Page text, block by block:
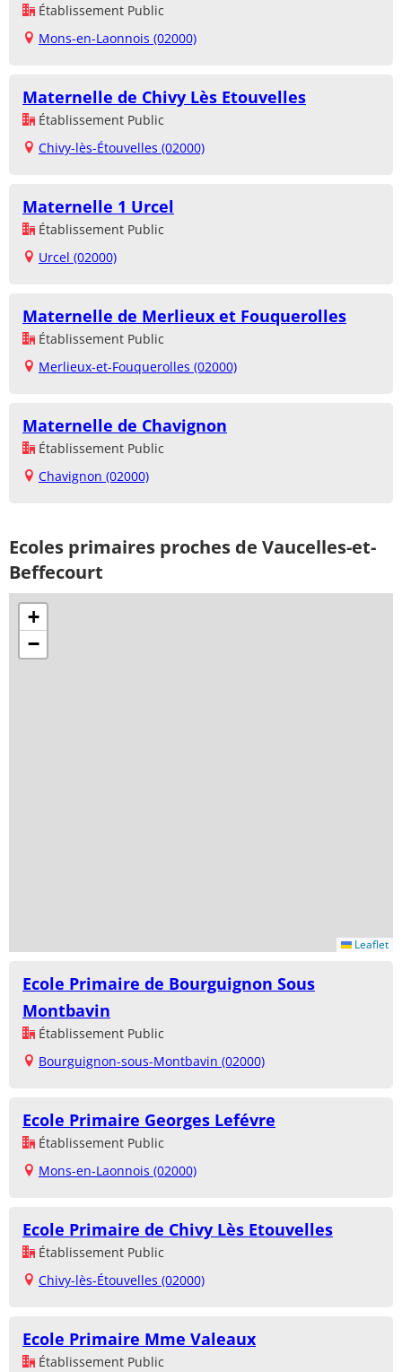
Établissement Public
Mons-en-Laonnois (02000)
Maternelle de Chivy Lès Etouvelles
Établissement Public
Chivy-lès-Étouvelles (02000)
Maternelle 1 Urcel
Établissement Public
Urcel (02000)
Maternelle de Merlieux et Fouquerolles
Établissement Public
Merlieux-et-Fouquerolles (02000)
Maternelle de Chavignon
Établissement Public
Chavignon (02000)
Ecoles primaires proches de Vaucelles-et-
Beffecourt
+
−
Leaflet
Ecole Primaire de Bourguignon Sous
Montbavin
Établissement Public
Bourguignon-sous-Montbavin (02000)
Ecole Primaire Georges Lefévre
Établissement Public
Mons-en-Laonnois (02000)
Ecole Primaire de Chivy Lès Etouvelles
Établissement Public
Chivy-lès-Étouvelles (02000)
Ecole Primaire Mme Valeaux
Établissement Public